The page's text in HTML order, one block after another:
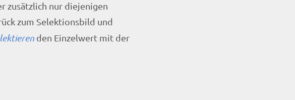
zusätzlich nur diejenigen
zum Selektionsbild und
den Einzelwert mit der